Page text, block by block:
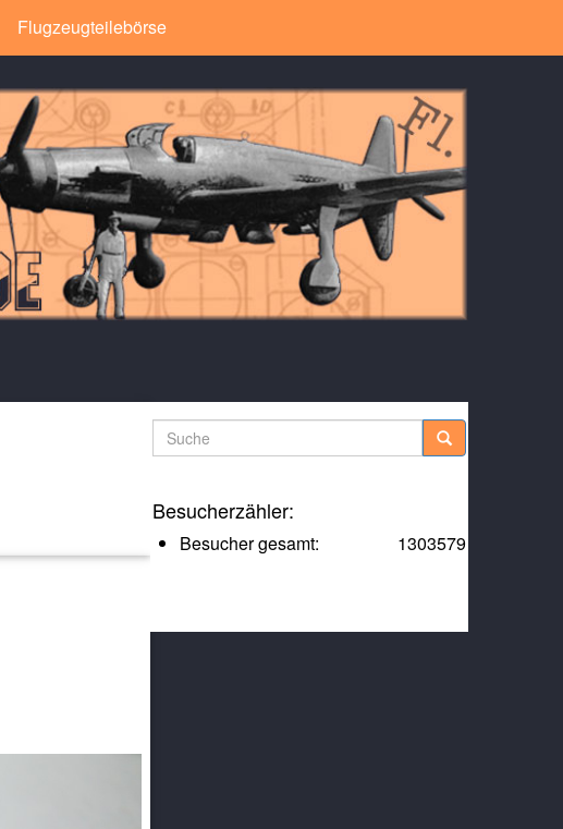
Flugzeugteilebörse
Suche
Besucherzähler:
1303579
Besucher gesamt: